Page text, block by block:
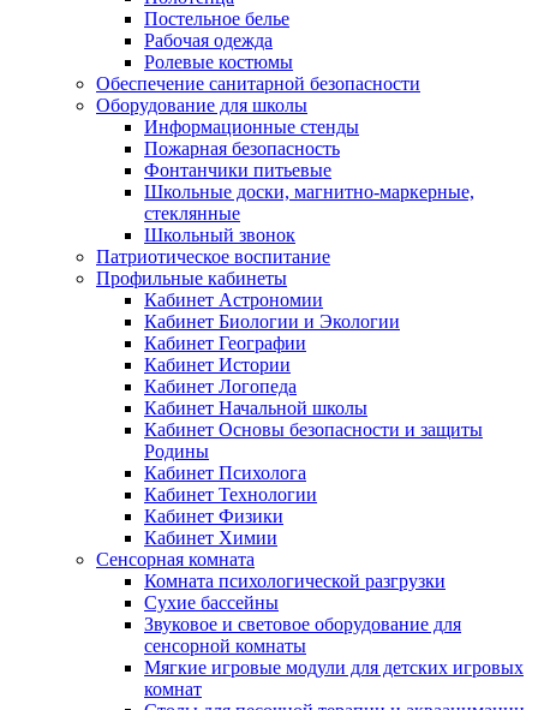
Постельное белье
Рабочая одежда
Ролевые костюмы
Обеспечение санитарной безопасности
Оборудование для школы
Информационные стенды
Пожарная безопасность
Фонтанчики питьевые
Школьные доски, магнитно-маркерные,
стеклянные
Школьный звонок
Патриотическое воспитание
Профильные кабинеты
Кабинет Астрономии
Кабинет Биологии и Экологии
Кабинет Географии
Кабинет Истории
Кабинет Логопеда
Кабинет Начальной школы
Кабинет Основы безопасности и защиты
Родины
Кабинет Психолога
Кабинет Технологии
Кабинет Физики
Кабинет Химии
Сенсорная комната
Комната психологической разгрузки
Сухие бассейны
Звуковое и световое оборудование для
сенсорной комнаты
Мягкие игровые модули для детских игровых
комнат